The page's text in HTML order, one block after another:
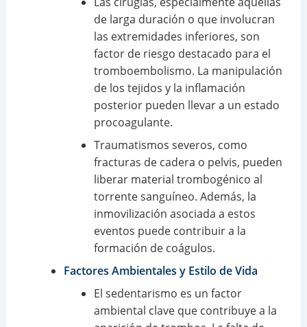
de larga duración o que involucran
las extremidades inferiores, son
factor de riesgo destacado para el
tromboembolismo. La manipulación
de los tejidos y la inflamación
posterior pueden llevar a un estado
procoagulante.
Traumatismos severos, como
fracturas de cadera o pelvis, pueden
liberar material trombogénico al
torrente sanguíneo. Además, la
inmovilización asociada a estos
eventos puede contribuir a la
formación de coágulos.
Factores Ambientales y Estilo de Vida
El sedentarismo es un factor
ambiental clave que contribuye a la